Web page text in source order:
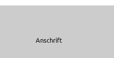
Anschrift